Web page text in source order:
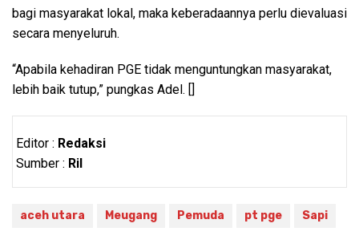
bagi masyarakat lokal, maka keberadaannya perlu dievaluasi
secara menyeluruh.
“Apabila kehadiran PGE tidak menguntungkan masyarakat,
lebih baik tutup,” pungkas Adel. []
Editor : Redaksi
Sumber : Ril
aceh utara Meugang Pemuda pt pge Sapi